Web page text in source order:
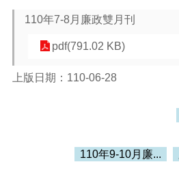
搜
本
110年7-8月廉政雙月刊
pdf(791.02 KB)
上版日期：110-06-28
110年9-10月廉...